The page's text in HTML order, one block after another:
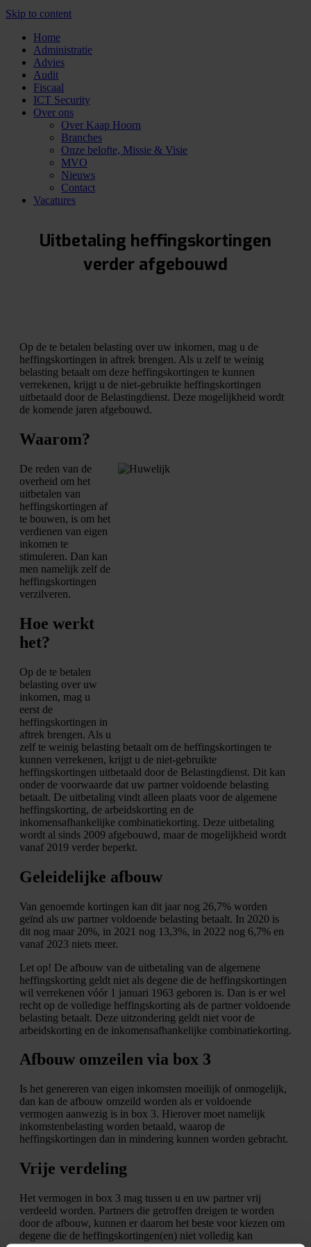
Skip to content
Home
Administratie
Advies
Audit
Fiscaal
ICT Security
Over ons
Over Kaap Hoorn
Branches
Onze belofte, Missie & Visie
MVO
Nieuws
Contact
Vacatures
Uitbetaling heffingskortingen
verder afgebouwd
Op de te betalen belasting over uw inkomen, mag u de
heffingskortingen in aftrek brengen. Als u zelf te weinig
belasting betaalt om deze heffingskortingen te kunnen
verrekenen, krijgt u de niet-gebruikte heffingskortingen
uitbetaald door de Belastingdienst. Deze mogelijkheid wordt
de komende jaren afgebouwd.
Waarom?
De reden van de
overheid om het
uitbetalen van
heffingskortingen af
te bouwen, is om het
verdienen van eigen
inkomen te
stimuleren. Dan kan
men namelijk zelf de
heffingskortingen
verzilveren.
Hoe werkt
het?
Op de te betalen
belasting over uw
inkomen, mag u
eerst de
heffingskortingen in
aftrek brengen. Als u
zelf te weinig belasting betaalt om de heffingskortingen te
kunnen verrekenen, krijgt u de niet-gebruikte
heffingskortingen uitbetaald door de Belastingdienst. Dit kan
onder de voorwaarde dat uw partner voldoende belasting
betaalt. De uitbetaling vindt alleen plaats voor de algemene
heffingskorting, de arbeidskorting en de
inkomensafhankelijke combinatiekorting. Deze uitbetaling
wordt al sinds 2009 afgebouwd, maar de mogelijkheid wordt
vanaf 2019 verder beperkt.
Geleidelijke afbouw
Van genoemde kortingen kan dit jaar nog 26,7% worden
geïnd als uw partner voldoende belasting betaalt. In 2020 is
dit nog maar 20%, in 2021 nog 13,3%, in 2022 nog 6,7% en
vanaf 2023 niets meer.
Let op! De afbouw van de uitbetaling van de algemene
heffingskorting geldt niet als degene die de heffingskortingen
wil verrekenen vóór 1 januari 1963 geboren is. Dan is er wel
recht op de volledige heffingskorting als de partner voldoende
belasting betaalt. Deze uitzondering geldt niet voor de
arbeidskorting en de inkomensafhankelijke combinatiekorting.
Afbouw omzeilen via box 3
Is het genereren van eigen inkomsten moeilijk of onmogelijk,
dan kan de afbouw omzeild worden als er voldoende
vermogen aanwezig is in box 3. Hierover moet namelijk
inkomstenbelasting worden betaald, waarop de
heffingskortingen dan in mindering kunnen worden gebracht.
Vrije verdeling
Het vermogen in box 3 mag tussen u en uw partner vrij
verdeeld worden. Partners die getroffen dreigen te worden
door de afbouw, kunnen er daarom het beste voor kiezen om
degene die de heffingskortingen(en) niet volledig kan